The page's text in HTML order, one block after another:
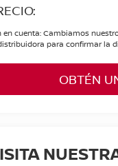
en cuenta: Cambiamos
para confirmar la
OBTÉN